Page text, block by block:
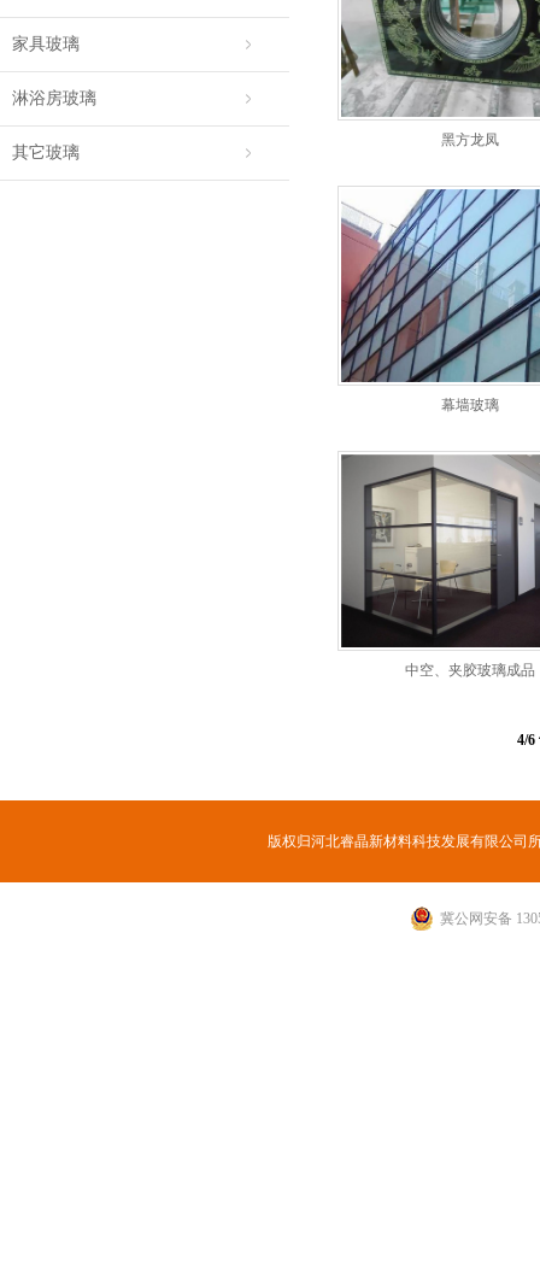
家具玻璃
淋浴房玻璃
其它玻璃
黑方龙凤
幕墙玻璃
中空、夹胶玻璃成品
4/6
版权归河北睿晶新材料科技发展有限公司
冀公网安备